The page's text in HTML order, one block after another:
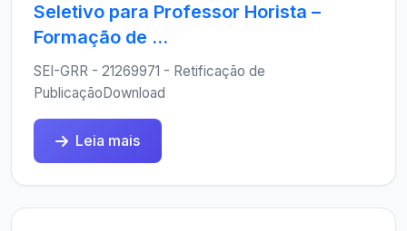
Seletivo para Professor Horista –
Formação de ...
SEI-GRR - 21269971 - Retificação de
PublicaçãoDownload
Leia mais